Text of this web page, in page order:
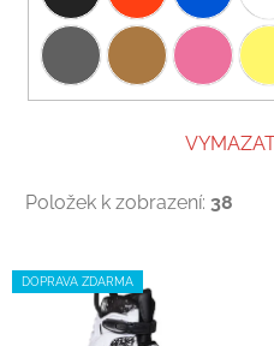
Položek k zobrazení: 38
Výpis produktů
DOPRAVA ZDARMA